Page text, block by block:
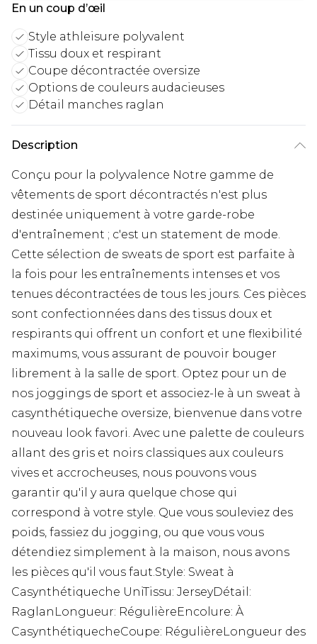
En un coup d’œil
Style athleisure polyvalent
Tissu doux et respirant
Coupe décontractée oversize
Options de couleurs audacieuses
Détail manches raglan
Description
Conçu pour la polyvalence Notre gamme de
vêtements de sport décontractés n'est plus
destinée uniquement à votre garde-robe
d'entraînement ; c'est un statement de mode.
Cette sélection de sweats de sport est parfaite à
la fois pour les entraînements intenses et vos
tenues décontractées de tous les jours. Ces pièces
sont confectionnées dans des tissus doux et
respirants qui offrent un confort et une flexibilité
maximums, vous assurant de pouvoir bouger
librement à la salle de sport. Optez pour un de
nos joggings de sport et associez-le à un sweat à
casynthétiqueche oversize, bienvenue dans votre
nouveau look favori. Avec une palette de couleurs
allant des gris et noirs classiques aux couleurs
vives et accrocheuses, nous pouvons vous
garantir qu'il y aura quelque chose qui
correspond à votre style. Que vous souleviez des
poids, fassiez du jogging, ou que vous vous
détendiez simplement à la maison, nous avons
les pièces qu'il vous faut.Style: Sweat à
Casynthétiqueche UniTissu: JerseyDétail:
RaglanLongueur: RégulièreEncolure: À
CasynthétiquecheCoupe: RégulièreLongueur des